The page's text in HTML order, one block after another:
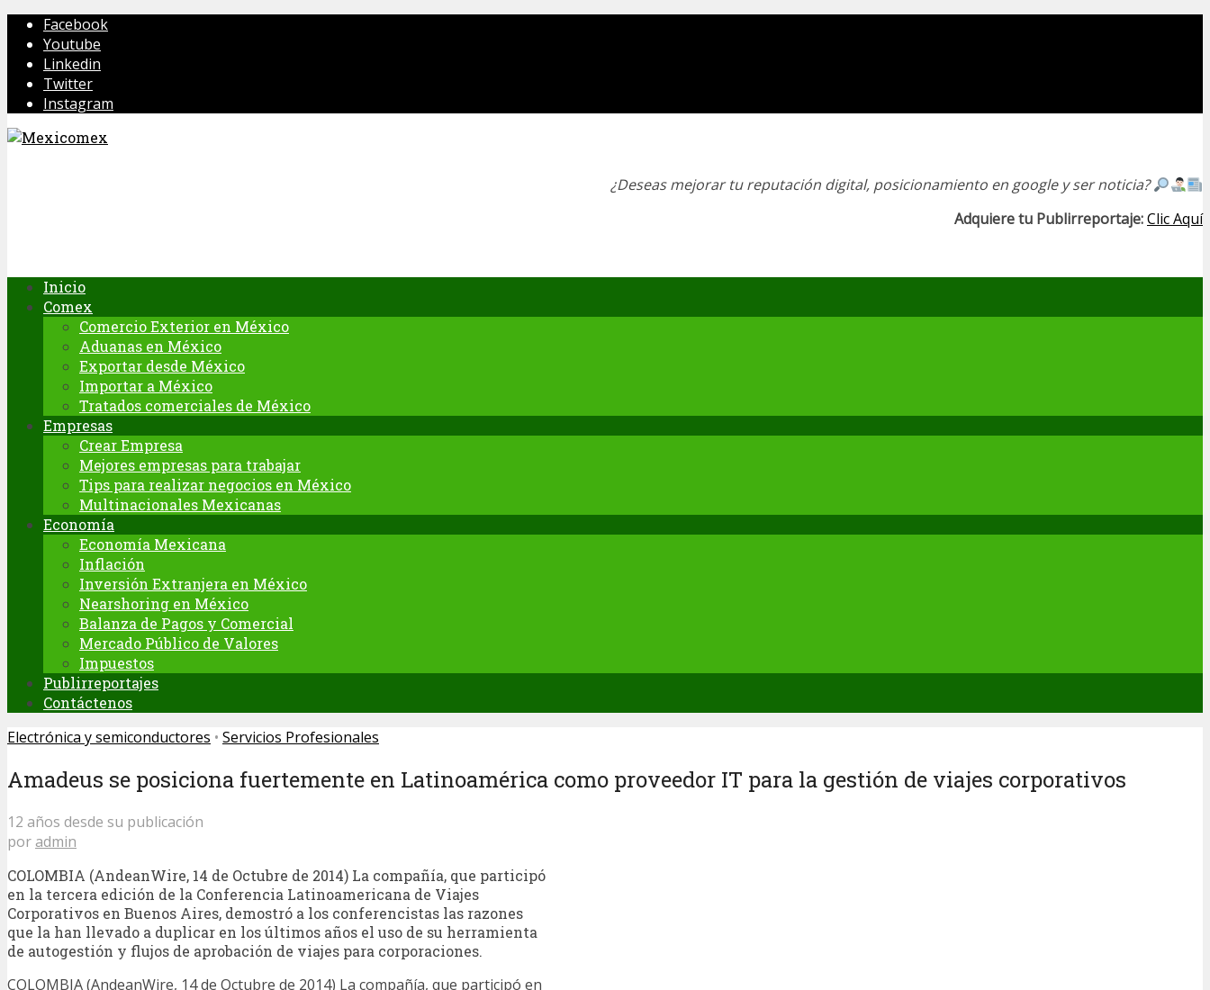
Facebook
Youtube
Linkedin
Twitter
Instagram
¿Deseas mejorar tu reputación digital, posicionamiento en google y ser noticia?
Adquiere tu Publirreportaje:Clic Aquí
Inicio
Comex
Comercio Exterior en México
Aduanas en México
Exportar desde México
Importar a México
Tratados comerciales de México
Empresas
Crear Empresa
Mejores empresas para trabajar
Tips para realizar negocios en México
Multinacionales Mexicanas
Economía
Economía Mexicana
Inflación
Inversión Extranjera en México
Nearshoring en México
Balanza de Pagos y Comercial
Mercado Público de Valores
Impuestos
Publirreportajes
Contáctenos
Electrónica y semiconductores • Servicios Profesionales
Amadeus se posiciona fuertemente en Latinoamérica como proveedor IT para la gestión de viajes corporativos
12 años desde su publicación
poradmin
COLOMBIA (AndeanWire, 14 de Octubre de 2014) La compañía, que participó
en la tercera edición de la Conferencia Latinoamericana de Viajes
Corporativos en Buenos Aires, demostró a los conferencistas las razones
que la han llevado a duplicar en los últimos años el uso de su herramienta
de autogestión y flujos de aprobación de viajes para corporaciones.
COLOMBIA (AndeanWire, 14 de Octubre de 2014) La compañía, que participó en